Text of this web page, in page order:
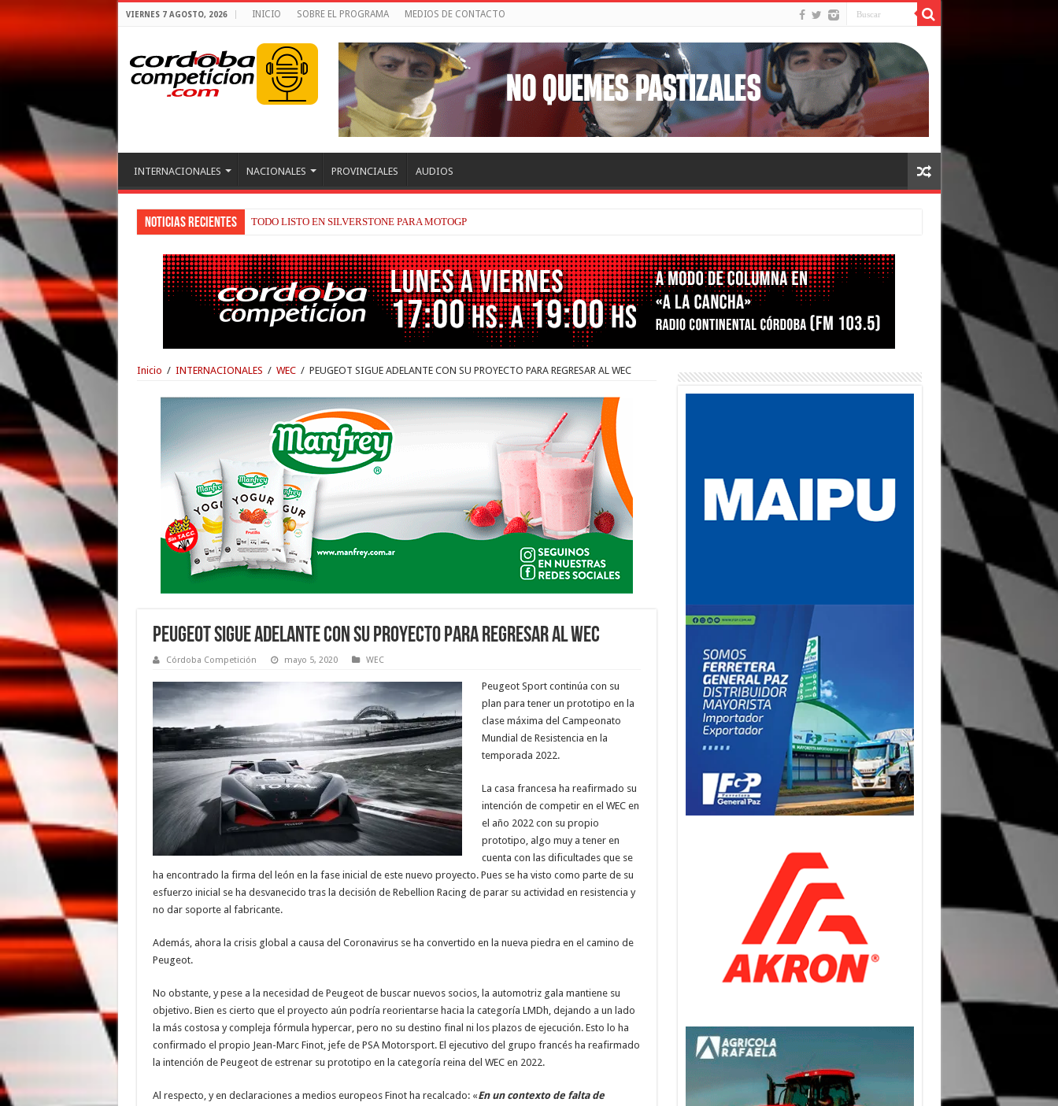
VIERNES 7 AGOSTO, 2026 INICIO SOBRE EL PROGRAMA MEDIOS DE CONTACTO
INTERNACIONALES NACIONALES PROVINCIALES AUDIOS
Noticias recientes TODO LISTO EN SILVERSTONE PARA MOTOGP
Inicio / INTERNACIONALES / WEC / PEUGEOT SIGUE ADELANTE CON SU PROYECTO PARA REGRESAR AL WEC
PEUGEOT SIGUE ADELANTE CON SU PROYECTO PARA REGRESAR AL WEC
Córdoba Competición mayo 5, 2020 WEC
Peugeot Sport continúa con su
plan para tener un prototipo en la
clase máxima del Campeonato
Mundial de Resistencia en la
temporada 2022.
La casa francesa ha reafirmado su
intención de competir en el WEC en
el año 2022 con su propio
prototipo, algo muy a tener en
cuenta con las dificultades que se
ha encontrado la firma del león en la fase inicial de este nuevo proyecto. Pues se ha visto como parte de su
esfuerzo inicial se ha desvanecido tras la decisión de Rebellion Racing de parar su actividad en resistencia y
no dar soporte al fabricante.
Además, ahora la crisis global a causa del Coronavirus se ha convertido en la nueva piedra en el camino de
Peugeot.
No obstante, y pese a la necesidad de Peugeot de buscar nuevos socios, la automotriz gala mantiene su
objetivo. Bien es cierto que el proyecto aún podría reorientarse hacia la categoría LMDh, dejando a un lado
la más costosa y compleja fórmula hypercar, pero no su destino final ni los plazos de ejecución. Esto lo ha
confirmado el propio Jean-Marc Finot, jefe de PSA Motorsport. El ejecutivo del grupo francés ha reafirmado
la intención de Peugeot de estrenar su prototipo en la categoría reina del WEC en 2022.
Al respecto, y en declaraciones a medios europeos Finot ha recalcado: «En un contexto de falta de